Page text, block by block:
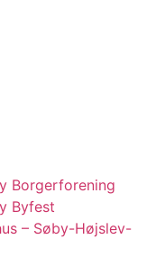
Borgerforening
Byfest
– Søby-Højslev-